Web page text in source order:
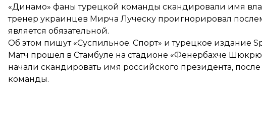
«Динамо» фаны турецкой команды скандировали имя
тренер украинцев Мирча Луческу проигнорировал
является обязательной.
Об этом пишут «Суспильное. Спорт» и турецкое издание
Матч прошел в Стамбуле на стадионе «Фенербахче
начали скандировать имя российского президента,
команды.